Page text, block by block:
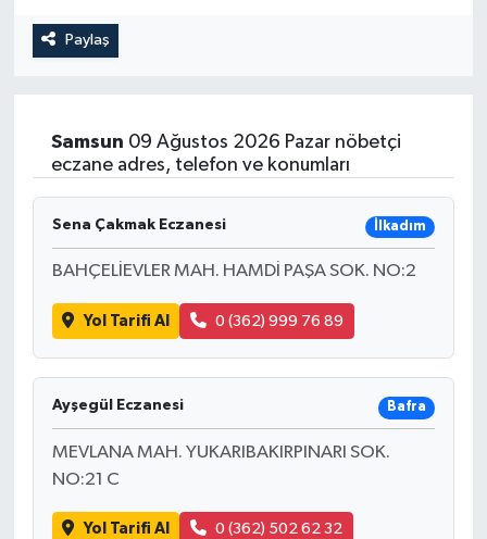
Paylaş
Samsun 09 Ağustos 2026 Pazar nöbetçi
eczane adres, telefon ve konumları
Sena Çakmak Eczanesi İlkadım
BAHÇELİEVLER MAH. HAMDİ PAŞA SOK. NO:2
Yol Tarifi Al 0 (362) 999 76 89
Ayşegül Eczanesi Bafra
MEVLANA MAH. YUKARIBAKIRPINARI SOK.
NO:21 C
Yol Tarifi Al 0 (362) 502 62 32
Son Dakika Haberleri